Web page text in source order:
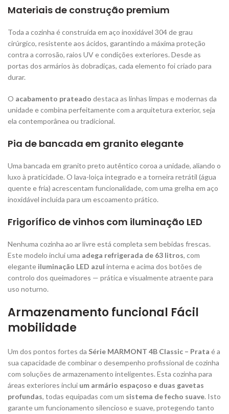
Materiais de construção premium
Toda a cozinha é construída em aço inoxidável 304 de grau
cirúrgico, resistente aos ácidos, garantindo a máxima proteção
contra a corrosão, raios UV e condições exteriores. Desde as
portas dos armários às dobradiças, cada elemento foi criado para
durar.
O acabamento prateado destaca as linhas limpas e modernas da
unidade e combina perfeitamente com a arquitetura exterior, seja
ela contemporânea ou tradicional.
Pia de bancada em granito elegante
Uma bancada em granito preto autêntico coroa a unidade, aliando o
luxo à praticidade. O lava-loiça integrado e a torneira retrátil (água
quente e fria) acrescentam funcionalidade, com uma grelha em aço
inoxidável incluída para um escoamento prático.
Frigorífico de vinhos com iluminação LED
Nenhuma cozinha ao ar livre está completa sem bebidas frescas.
Este modelo inclui uma adega refrigerada de 63 litros, com
elegante iluminação LED azul interna e acima dos botões de
controlo dos queimadores — prática e visualmente atraente para
uso noturno.
Armazenamento funcional Fácil
mobilidade
Um dos pontos fortes da Série MARMONT 4B Classic – Prata é a
sua capacidade de combinar o desempenho profissional de cozinha
com soluções de armazenamento inteligentes. Esta cozinha para
áreas exteriores inclui um armário espaçoso e duas gavetas
profundas, todas equipadas com um sistema de fecho suave. Isto
garante um funcionamento silencioso e suave, protegendo tanto